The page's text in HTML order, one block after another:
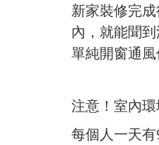
新家裝修完
內，就能聞
單純開窗通
注意！室內環
每個人一天